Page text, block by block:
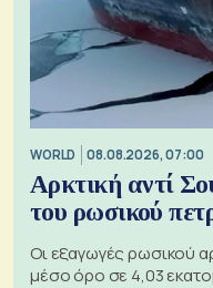
WORLD 08.08.2026, 07:00
Αρκτική αντί
του ρωσικού
Οι εξαγωγές ρωσικού
μέσο όρο σε 4,03